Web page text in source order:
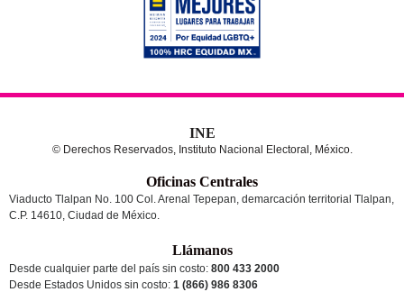
INE
© Derechos Reservados, Instituto Nacional Electoral, México.
Oficinas Centrales
Viaducto Tlalpan No. 100 Col. Arenal Tepepan, demarcación territorial Tlalpan,
C.P. 14610, Ciudad de México.
Llámanos
Desde cualquier parte del país sin costo: 800 433 2000
Desde Estados Unidos sin costo: 1 (866) 986 8306